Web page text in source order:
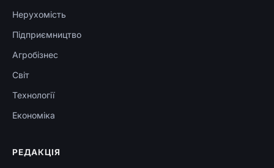
Нерухомість
Підприємництво
Агробізнес
Світ
Технології
Економіка
РЕДАКЦІЯ